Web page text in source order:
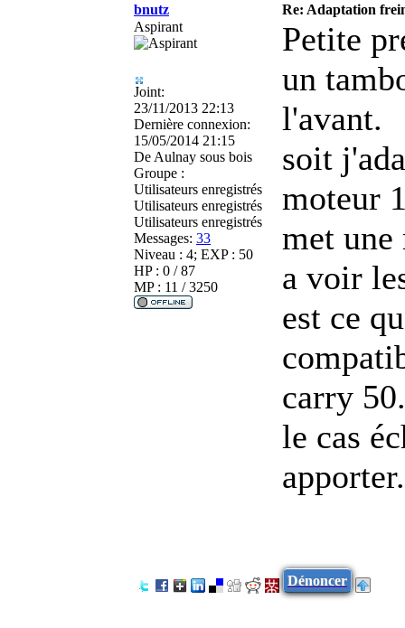
bnutz
Re: Adaptation
Aspirant
Joint:
23/11/2013 22:13
Dernière connexion:
15/05/2014 21:15
De Aulnay sous bois
Groupe :
Utilisateurs enregistrés
Utilisateurs enregistrés
Utilisateurs enregistrés
Messages: 33
Niveau : 4; EXP : 50
HP : 0 / 87
MP : 11 / 3250
Petite
un
l'avant.
soit
moteur
met une
a voir
est ce
carry 50.
le cas
apporter.
Dénoncer